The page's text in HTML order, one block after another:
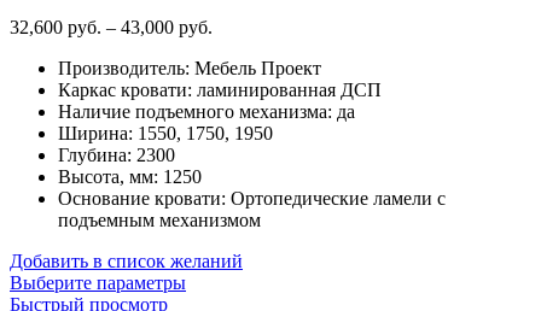
32,600 руб. – 43,000 руб.
32,600
руб.
–
43,000
Производитель: Мебель Проект
Каркас кровати: ламинированная ДСП
Наличие подъемного механизма: да
Ширина: 1550, 1750, 1950
Глубина: 2300
Высота, мм: 1250
Основание кровати: Ортопедические ламели с
подъемным механизмом
Добавить в список желаний
Выберите параметрыЭтот
Быстрый просмотр